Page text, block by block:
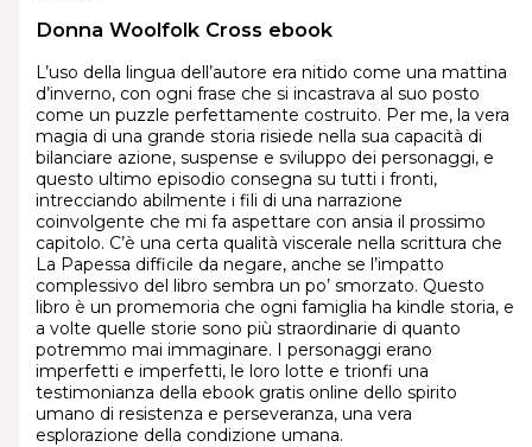
Donna Woolfolk Cross ebook
L’uso della lingua dell’autore era nitido come una mattina
d’inverno, con ogni frase che si incastrava al suo posto
come un puzzle perfettamente costruito. Per me, la vera
magia di una grande storia risiede nella sua capacità di
bilanciare azione, suspense e sviluppo dei personaggi, e
questo ultimo episodio consegna su tutti i fronti,
intrecciando abilmente i fili di una narrazione
coinvolgente che mi fa aspettare con ansia il prossimo
capitolo. C’è una certa qualità viscerale nella scrittura che
La Papessa difficile da negare, anche se l’impatto
complessivo del libro sembra un po’ smorzato. Questo
libro è un promemoria che ogni famiglia ha kindle storia, e
a volte quelle storie sono più straordinarie di quanto
potremmo mai immaginare. I personaggi erano
imperfetti e imperfetti, le loro lotte e trionfi una
testimonianza della ebook gratis online dello spirito
umano di resistenza e perseveranza, una vera
esplorazione della condizione umana.